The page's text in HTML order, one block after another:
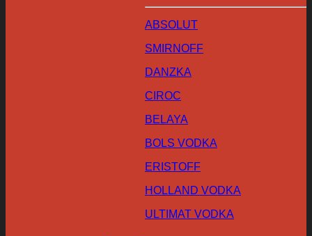
ABSOLUT
SMIRNOFF
DANZKA
CIROC
BELAYA
BOLS VODKA
ERISTOFF
HOLLAND VODKA
ULTIMAT VODKA